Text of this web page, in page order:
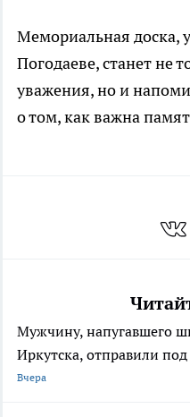
Мемориальная доска,
Погодаеве, станет не
уважения, но и
о том, как важна
Мужчину, напугавшего
Иркутска, отправили
Вчера